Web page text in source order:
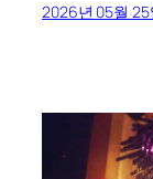
2026년 05월 25